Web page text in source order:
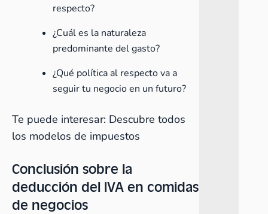
respecto?
¿Cuál es la naturaleza
predominante del gasto?
¿Qué política al respecto va a
seguir tu negocio en un futuro?
Te puede interesar: Descubre todos
los modelos de impuestos
Conclusión sobre la
deducción del IVA en comidas
de negocios